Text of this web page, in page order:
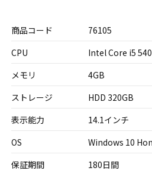
商品コード
76105
CPU
Intel Core i5
メモリ
4GB
ストレージ
HDD 320GB
表示能力
14.1インチ
OS
Windows 10
保証期間
180日間